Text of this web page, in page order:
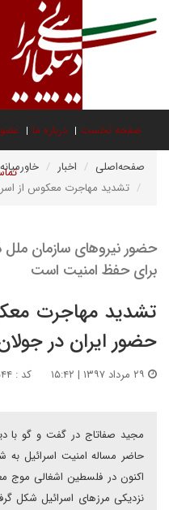
صفحه نخست درباره ما
صفحه‌اصلی اخبار
خاورمیانه
تشدید مهاجرت معکوس از
حضور نیروهای سازمان ملل
برای حفظ امنیت است
تشدید مهاجرت
حضور ایران در
کد : ۱۹۷۸۵۴۴
مجید صفاتاج در گفت و گو با
حاضر مساله امنیت اسرائیل
اکنون در فلسطین اشغالی موج
نزدیکی مرزهای اسرائیل شکل